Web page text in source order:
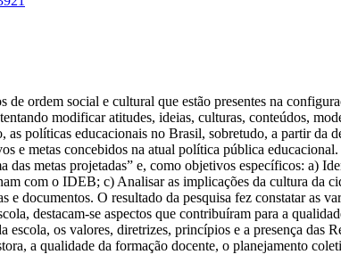
de ordem social e cultural que estão presentes na
modificar atitudes, ideias, culturas, conteúdos,
políticas educacionais no Brasil, sobretudo, a partir da
e metas concebidos na atual política pública
metas projetadas” e, como objetivos específicos: a)
com o IDEB; c) Analisar as implicações da cultura da
e documentos. O resultado da pesquisa fez constatar as
destacam-se aspectos que contribuíram para a
os valores, diretrizes, princípios e a presença das
a qualidade da formação docente, o planejamento